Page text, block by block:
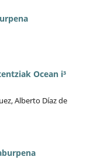
Ocean i³
Alberto Díaz de